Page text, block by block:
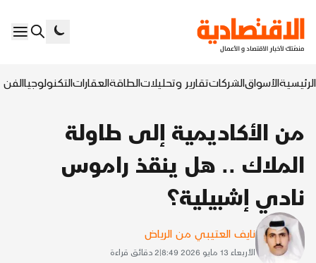
الرئيسيةالأسواقالشركاتتقارير وتحليلاتالطاقةالعقاراتالتكنولوجياالفن
من الأكاديمية إلى طاولة
الملاك .. هل ينقذ راموس
نادي إشبيلية؟
نايف العتيبي من الرياض
الأربعاء 13 مايو 2026 8:49 |
2 دقائق قراءة